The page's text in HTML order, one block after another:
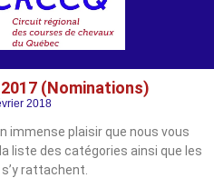
2017 (Nominations)
2018
immense plaisir que nous vous
liste des catégories ainsi que les
rattachent.